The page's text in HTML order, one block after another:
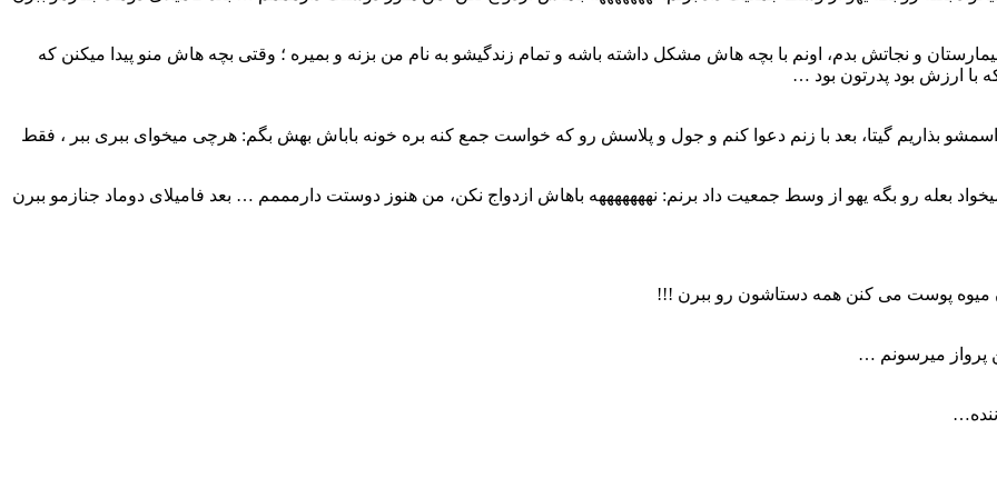
و نجاتش بدم، اونم با بچه هاش مشکل داشته باشه و تمام زندگیشو به نام من بزنه و بمیره ؛ وقتی بچه هاش منو پیدا میکنن که
که با ارزش بود پدرتون بود …
، اسمشو بذاریم گیتا، بعد با زنم دعوا کنم و جول و پلاسش رو که خواست جمع کنه بره خونه باباش بهش بگم: هرچی میخوای ببری ببر ، فقط
بعله رو بگه یهو از وسط جمعیت داد برنم: نهههههههه باهاش ازدواج نکن، من هنوز دوستت دارمممم … بعد فامیلای دوماد جنازمو ببرن
میوه پوست می کنن همه دستاشون رو ببرن !!!
پرواز میرسونم …